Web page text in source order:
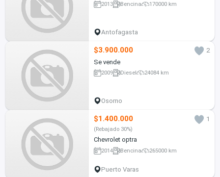
2013 Bencina 170000 km
Antofagasta
$3.900.000
2
Se vende
2009 Diesel 24084 km
Osorno
$1.400.000 1
(Rebajado 30%)
Chevrolet optra
2014 Bencina 265000 km
Puerto Varas